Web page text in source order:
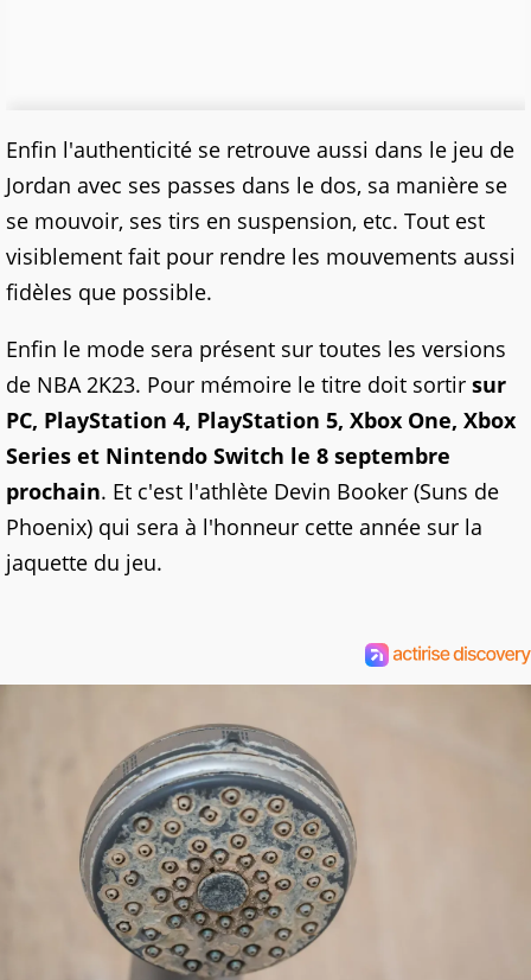
Enfin l'authenticité se retrouve aussi dans le jeu de
Jordan avec ses passes dans le dos, sa manière se
se mouvoir, ses tirs en suspension, etc. Tout est
visiblement fait pour rendre les mouvements aussi
fidèles que possible.
Enfin le mode sera présent sur toutes les versions
de NBA 2K23. Pour mémoire le titre doit sortir sur
PC, PlayStation 4, PlayStation 5, Xbox One, Xbox
Series et Nintendo Switch le 8 septembre
prochain. Et c'est l'athlète Devin Booker (Suns de
Phoenix) qui sera à l'honneur cette année sur la
jaquette du jeu.